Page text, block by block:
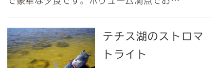
テチス湖のストロマ
トライト